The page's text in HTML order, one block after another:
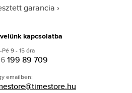
garancia
kapcsolatba
Pé 9 - 15 óra
199 89 709
emailben: